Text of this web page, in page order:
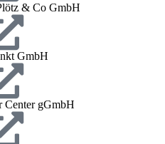
& Co GmbH
GmbH
gGmbH